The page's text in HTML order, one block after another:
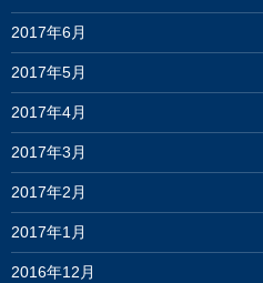
2017年6月
2017年5月
2017年4月
2017年3月
2017年2月
2017年1月
2016年12月